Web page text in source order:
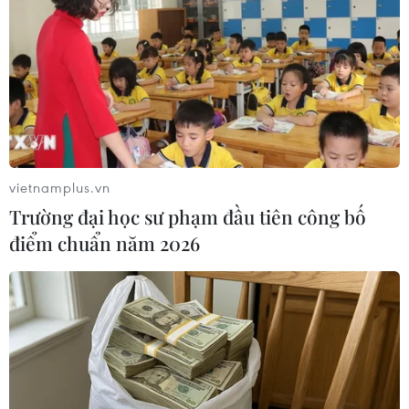
#Hà Nội #Chương Mỹ
#Sân bay Miếu Môn
#Bộ Quốc phòng
TP. Hà Nội
Theo dõi VietnamPlus
TIN LIÊN QUAN
vietnamplus.vn
Trường đại học sư phạm đầu tiên công bố
điểm chuẩn năm 2026